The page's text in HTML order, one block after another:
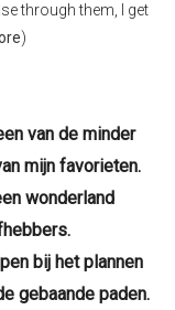
through them, I get
)
van de minder
mijn favorieten.
wonderland
bij het plannen
gebaande paden.